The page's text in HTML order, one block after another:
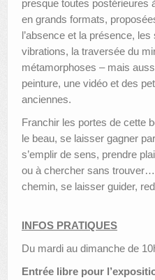
presque toutes postérieures
en grands formats,
l’absence et la présence,
vibrations, la traversée du
métamorphoses – mais
peinture, une vidéo et des
anciennes.
Franchir les portes de cette
le beau, se laisser gagner
s’emplir de sens, prendre
ou à chercher sans
chemin, se laisser guider,
INFOS PRATIQUES
Du mardi au dimanche de
Entrée libre pour